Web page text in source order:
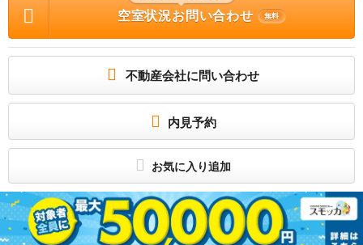
物件管理番号
bps_YRiM47NeHI
※お問い合わせの際には、担当者へ物件管理番号をお伝えください。
物件に関する情報
物件の所在地 : 大阪府大阪市浪速区下寺３ / 交通の利便 : 地下鉄堺筋線/恵美須町駅
歩5分、南海本線/難波駅 歩15分、地下鉄御堂筋線/大国町駅 歩14分 / 面積 : 35.0m
² / 築年月 : 1989年09月 / 賃料 : 6.5万円 / 管理費又は共益費等 : 5,000円 / 礼金
等 : 2ヶ月 / 敷金 : 無料、保証金等 : －、 償却、敷引 : － / 住宅総合保険等の損害
保険料 : 10,000円(2年) / その他 : － / 駐車場 : 近隣駐車場 近隣250m22000円
所属団体
（公社）全日本不動産協会
公益社団法人近畿地区不動産公正取引協議会
（公社）不動産保証協会
空室状況お問い合わせ 無料
不動産会社に問い合わせ
内見予約
お気に入り追加